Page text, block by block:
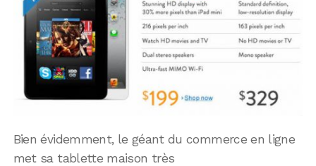
Bien évidemment, le géant du commerce en ligne
met sa tablette maison très